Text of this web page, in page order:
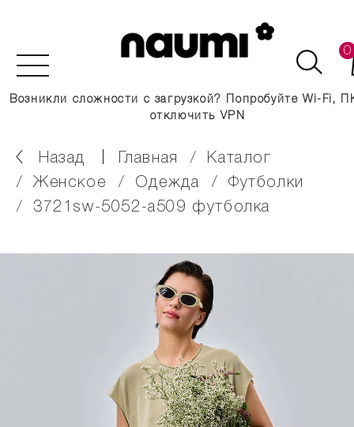
0
Возникли сложности с загрузкой? Попробуйте Wi-Fi,
отключить VPN
Назад главная
каталог
женское
одежда
футболки
3721sw-5052-a509 футболка